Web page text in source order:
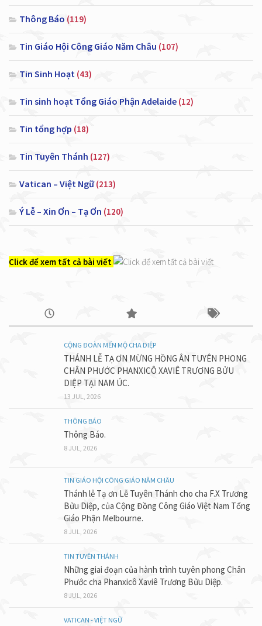
Thông Báo (119)
Tin Giáo Hội Công Giáo Năm Châu (107)
Tin Sinh Hoạt (43)
Tin sinh hoạt Tổng Giáo Phận Adelaide (12)
Tin tổng hợp (18)
Tin Tuyên Thánh (127)
Vatican – Việt Ngữ(213)
Ý Lễ – Xin Ơn – Tạ Ơn (120)
Click để xem tất cả bài viết
CỘNG ĐOÀN MẾN MỘ CHA DIỆP
THÁNH LỄ TẠ ƠN MỪNG HỒNG ÂN TUYÊN PHONG
CHÂN PHƯỚC PHANXICÔ XAVIÊ TRƯƠNG BỬU
DIỆP TẠI NAM ÚC.
13 JUL, 2026
THÔNG BÁO
Thông Báo.
8 JUL, 2026
TIN GIÁO HỘI CÔNG GIÁO NĂM CHÂU
Thánh lễ Tạ ơn Lễ Tuyên Thánh cho cha F.X Trương
Bửu Diệp, của Cộng Đồng Công Giáo Việt Nam Tổng
Giáo Phận Melbourne.
8 JUL, 2026
TIN TUYÊN THÁNH
Những giai đoạn của hành trình tuyên phong Chân
Phước cha Phanxicô Xaviê Trương Bửu Diệp.
8 JUL, 2026
VATICAN - VIỆT NGỮ